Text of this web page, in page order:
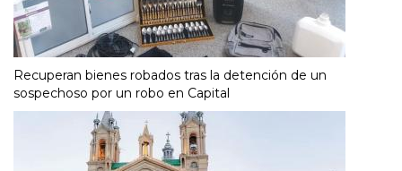
Recuperan bienes robados tras la detención de un
sospechoso por un robo en Capital